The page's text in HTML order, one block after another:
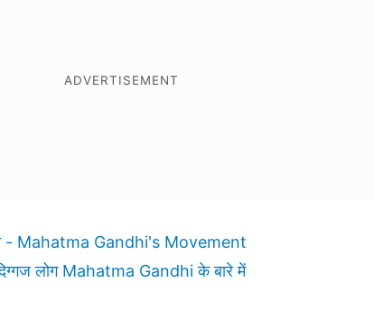
- Mahatma Gandhi's Movement
लोग Mahatma Gandhi के बारे में